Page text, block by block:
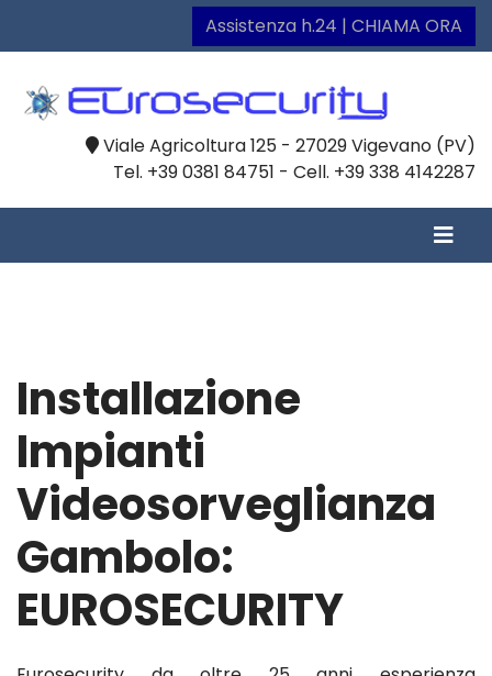
Assistenza h.24 | CHIAMA ORA
Viale Agricoltura 125 - 27029 Vigevano (PV)
Tel. +39 0381 84751 - Cell. +39 338 4142287
Installazione
Impianti
Videosorveglianza
Gambolo:
EUROSECURITY